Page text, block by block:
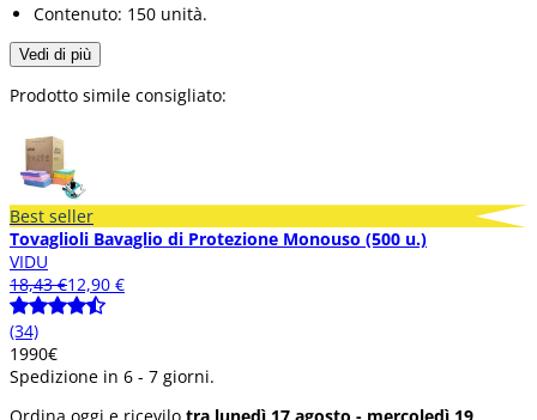
Contenuto: 150 unità.
Vedi di più
Prodotto simile consigliato:
Best seller
Tovaglioli Bavaglio di Protezione Monouso (500 u.)
VIDU
18,43 €12,90 €
(34)
1990€
Spedizione in 6 - 7 giorni.